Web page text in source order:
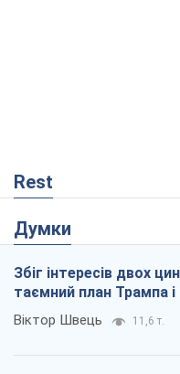
Rest
Думки
Збіг інтересів двох
таємний план Трампа і
Віктор Швець 11,6 т.